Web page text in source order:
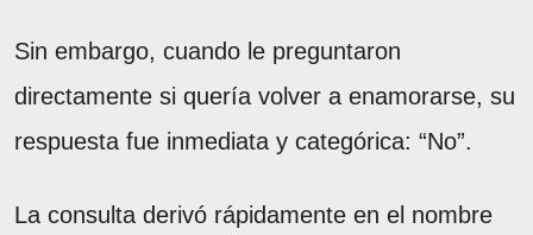
Sin embargo, cuando le preguntaron
directamente si quería volver a enamorarse, su
respuesta fue inmediata y categórica: “No”.
La consulta derivó rápidamente en el nombre